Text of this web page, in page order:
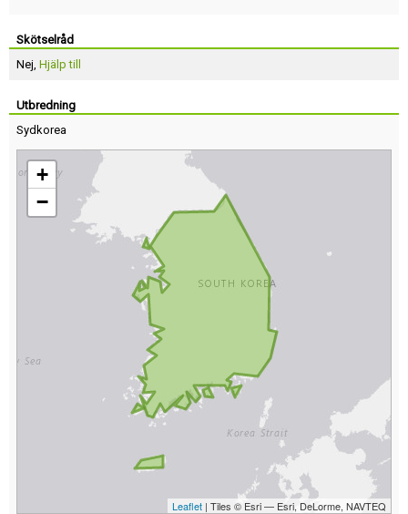
Skötselråd
Nej, Hjälp till
Utbredning
Sydkorea
+
−
Leaflet | Tiles © Esri — Esri, DeLorme, NAVTEQ